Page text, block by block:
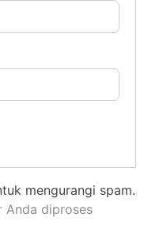
mengurangi spam.
Anda diproses